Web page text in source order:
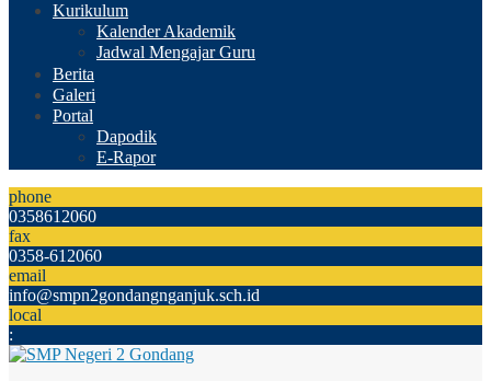
Kurikulum
Kalender Akademik
Jadwal Mengajar Guru
Berita
Galeri
Portal
Dapodik
E-Rapor
phone
0358612060
fax
0358-612060
email
info@smpn2gondangnganjuk.sch.id
local
: